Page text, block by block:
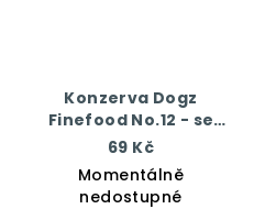
Konzerva Dogz
Finefood No.12 - se
zvěřinou a sledím
masem 200 g
69 Kč
Momentálně
nedostupné